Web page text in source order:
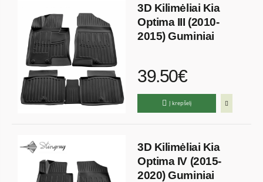
3D Kilimėliai Kia
Optima III (2010-
2015) Guminiai
39.50€
Į krepšelį
3D Kilimėliai Kia
Optima IV (2015-
2020) Guminiai